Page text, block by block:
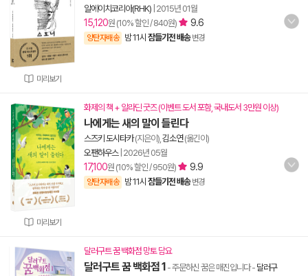
미리보기
알에이치코리아(RHK) 2015년 01월
15,120원 (10% 할인 / 840원) 9.6
양탄자배송 밤 11시 잠들기전 배송 변경
미리보기
화제의 책 + 알라딘 굿즈 (이벤트 도서 포함, 국내도서 3만원 이상)
나에게는 새의 말이 들린다
스즈키 도시타카(지은이), 김소연(옮긴이)
오팬하우스| 2026년 05월
17,100원 (10% 할인 / 950원) 9.9
양탄자배송 밤 11시 잠들기전 배송 변경
달러구트 꿈 백화점 망토 담요
달러구트 꿈 백화점 1 - 주문하신 꿈은 매진입니다- 달러구